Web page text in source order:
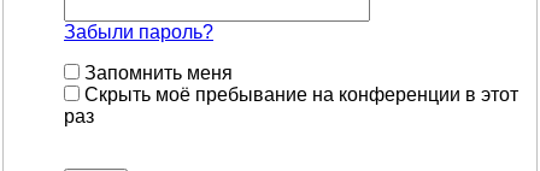
Забыли пароль?
Запомнить меня
Скрыть моё пребывание на конференции в этот
раз